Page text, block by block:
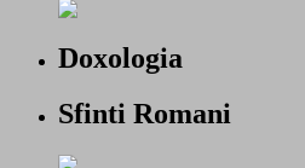
Doxologia
Sfinti Romani